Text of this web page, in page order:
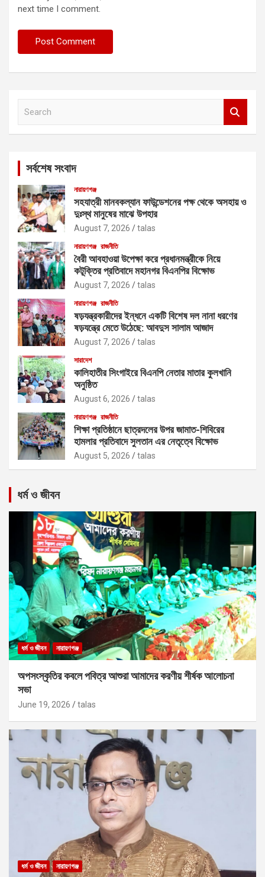
next time I comment.
সর্বশেষ সংবাদ
নারায়ণগঞ্জ
সহযাত্রী মানবকল্যান ফাউন্ডেশনের পক্ষ থেকে অসহায় ও
দুঃস্থ মানুষের মাঝে উপহার
August 7, 2026 talas
নারায়ণগঞ্জ রাজনীতি
বৈরী আবহাওয়া উপেক্ষা করে প্রধানমন্ত্রীকে নিয়ে
কটূক্তির প্রতিবাদে মহানগর বিএনপির বিক্ষোভ
August 7, 2026 talas
নারায়ণগঞ্জ রাজনীতি
ষড়যন্ত্রকারীদের ইন্ধনে একটি বিশেষ দল নানা ধরণের
ষড়যন্ত্রে মেতে উঠেছে: আবদুস সালাম আজাদ
August 7, 2026 talas
সারাদেশ
কালিহাতীর সিংগাইরে বিএনপি নেতার মাতার কুলখানি
অনুষ্ঠিত
August 6, 2026 talas
নারায়ণগঞ্জ রাজনীতি
শিক্ষা প্রতিষ্ঠানে ছাত্রদলের উপর জামাত-শিবিরের
হামলার প্রতিবাদে সুলতান এর নেতৃত্বে বিক্ষোভ
August 5, 2026 talas
ধর্ম ও জীবন
ধর্ম ও জীবন নারায়ণগঞ্জ
অপসংস্কৃতির কবলে পবিত্র আশুরা আমাদের করণীয় শীর্ষক আলোচনা
সভা
June 19, 2026 talas
ধর্ম ও জীবন নারায়ণগঞ্জ